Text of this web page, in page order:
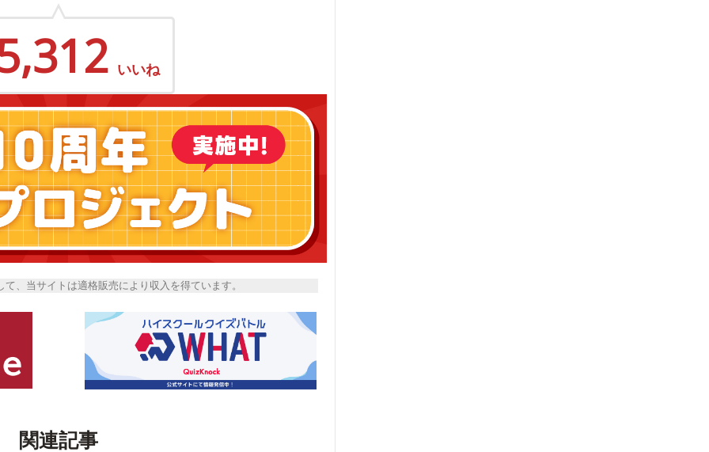
いいね
、当サイトは適格販売により収入を得ています。
関連記事